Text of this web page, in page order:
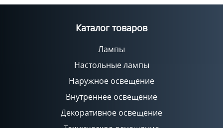
Каталог товаров
Лампы
Настольные лампы
Наружное освещение
Внутреннее освещение
Декоративное освещение